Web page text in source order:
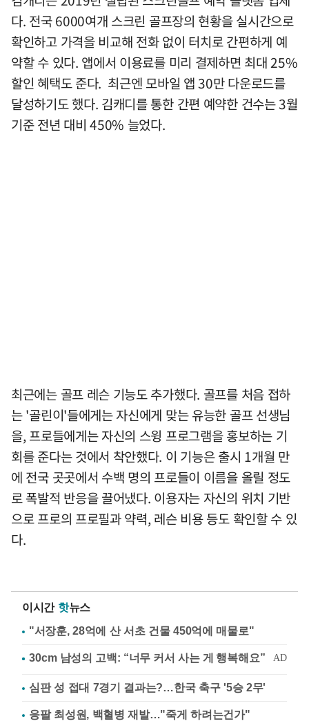
다. 전국 6000여개 스크린 골프장의 현황을 실시간으로
확인하고 가격을 비교해 전화 없이 터치로 간편하게 예
약할 수 있다. 앱에서 이용료를 미리 결제하면 최대 25%
할인 혜택도 준다. 최근엔 모바일 앱 30만 다운로드를
달성하기도 했다. 김캐디를 통한 간편 예약한 건수는 3월
기준 전년 대비 450% 늘었다.
최근에는 골프 레슨 기능도 추가했다. 골프를 처음 접하
는 '골린이'들에게는 자신에게 맞는 유능한 골프 선생님
을, 프로들에게는 자신의 스윙 프로그램을 홍보하는 기
회를 준다는 것에서 착안했다. 이 기능은 출시 1개월 만
에 전국 곳곳에서 수백 명의 프로들이 이름을 올릴 정도
로 폭발적 반응을 끌어냈다. 이용자는 자신의 위치 기반
으로 프로의 프로필과 약력, 레슨 비용 등도 확인할 수 있
다.
이시간 핫뉴스
"서장훈, 28억에 산 서초 건물 450억에 매물로"
심판 성 접대 7경기 결과는?…한국 축구 '5승 2무'
응팔 최성원, 백혈병 재발…"죽게 하려는건가"